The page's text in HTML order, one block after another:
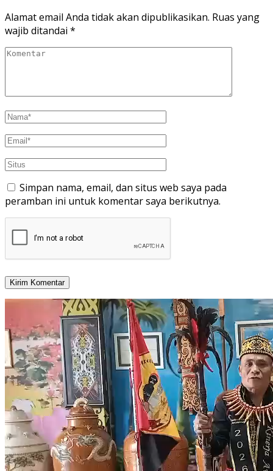
Alamat email Anda tidak akan dipublikasikan. Ruas yang
wajib ditandai *
Simpan nama, email, dan situs web saya pada
peramban ini untuk komentar saya berikutnya.